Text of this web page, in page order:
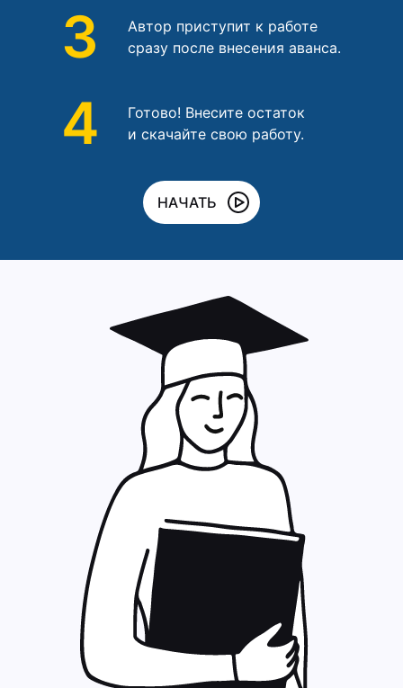
3
Автор приступит к работе
сразу после внесения аванса.
4
Готово! Внесите остаток
и скачайте свою работу.
НАЧАТЬ